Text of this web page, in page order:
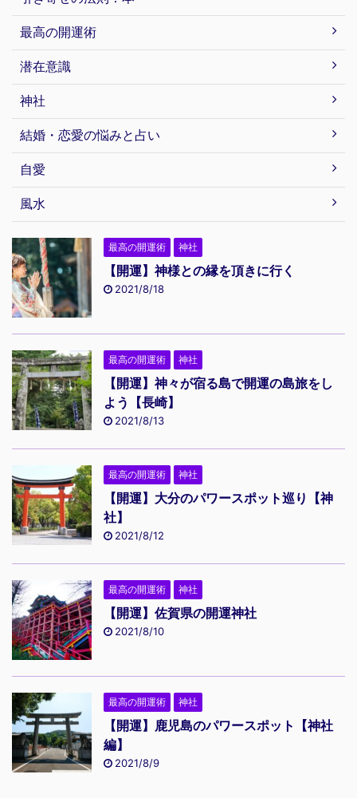
最高の開運術
潜在意識
神社
結婚・恋愛の悩みと占い
自愛
風水
最高の開運術 神社
【開運】神様との縁を頂きに行く
2021/8/18
最高の開運術 神社
【開運】神々が宿る島で開運の島旅をし
よう【長崎】
2021/8/13
最高の開運術 神社
【開運】大分のパワースポット巡り【神
社】
2021/8/12
最高の開運術 神社
【開運】佐賀県の開運神社
2021/8/10
最高の開運術 神社
【開運】鹿児島のパワースポット【神社
編】
2021/8/9